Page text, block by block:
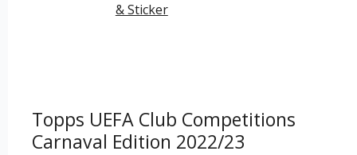
& Sticker
Topps UEFA Club Competitions
Carnaval Edition 2022/23